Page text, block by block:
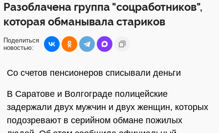
Разоблачена группа "соцработников",
которая обманывала стариков
Поделиться
новостью:
Со счетов пенсионеров списывали деньги
В Саратове и Волгограде полицейские
задержали двух мужчин и двух женщин, которых
подозревают в серийном обмане пожилых